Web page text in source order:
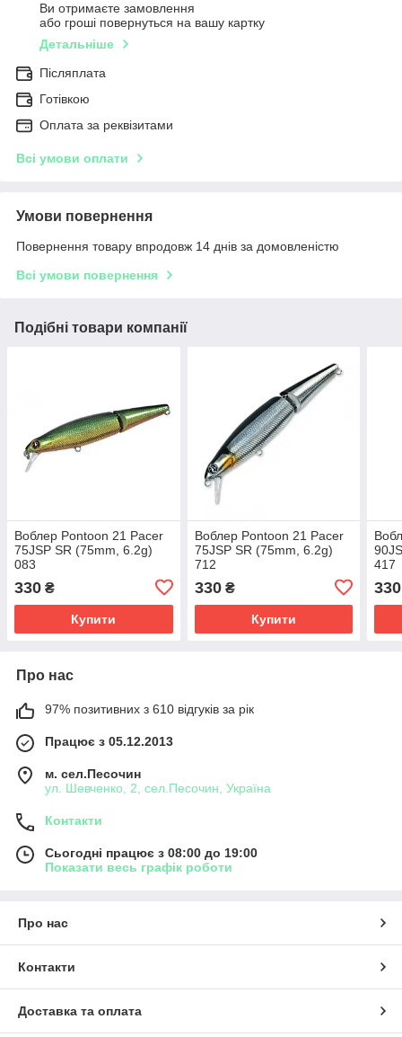
Ви отримаєте замовлення
або гроші повернуться на вашу картку
Детальніше
Післяплата
Готівкою
Оплата за реквізитами
Всі умови оплати
Умови повернення
Повернення товару впродовж 14 днів за домовленістю
Всі умови повернення
Подібні товари компанії
Воблер Pontoon 21 Pacer
75JSP SR (75mm, 6.2g)
083
330 ₴
Купити
Воблер Pontoon 21 Pacer
75JSP SR (75mm, 6.2g)
712
330₴
Купити
417
330
Про нас
97% позитивних з 610 відгуків за рік
Працює з 05.12.2013
м. сел.Песочин
ул. Шевченко, 2, сел.Песочин, Україна
Контакти
Сьогодні працює з 08:00 до 19:00
Показати весь графік роботи
Про нас
Контакти
Доставка та оплата